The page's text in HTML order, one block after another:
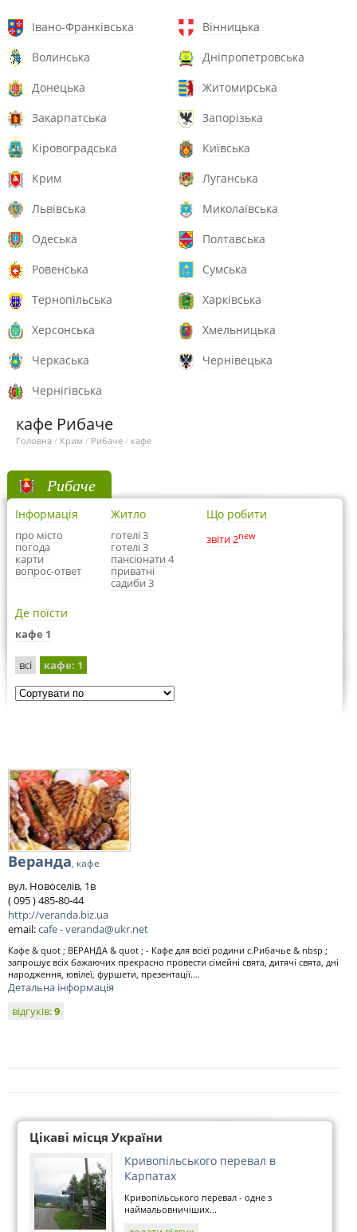
Івано-Франківська
Вінницька
Волинська
Дніпропетровська
Донецька
Житомирська
Закарпатська
Запорізька
Кіровоградська
Київська
Крим
Луганська
Львівська
Миколаївська
Одеська
Полтавська
Ровенська
Сумська
Тернопільська
Харківська
Херсонська
Хмельницька
Черкаська
Чернівецька
Чернігівська
кафе Рибаче
Головна / Крим / Рибаче / кафе
Рибаче
Інформація
про місто
погода
карти
вопрос-ответ
Житло
готелі 3
готелі 3
пансіонати 4
приватні
садиби 3
Що робити
звіти 2new
Де поїсти
кафе 1
всі кафе: 1
Веранда, кафе
вул. Новоселів, 1в
( 095 ) 485-80-44
http://veranda.biz.ua
email:cafe -veranda@ukr.net
Кафе & quot ; ВЕРАНДА & quot ; - Кафе для всієї родини c.Рибачье & nbsp ;
запрошує всіх бажаючих прекрасно провести сімейні свята, дитячі свята, дні
народження, ювілеї, фуршети, презентації....
Детальна інформація
відгуків:9
Цікаві місця України
Кривопільського перевал в
Карпатах
Кривопільського перевал - одне з
наймальовничіших...